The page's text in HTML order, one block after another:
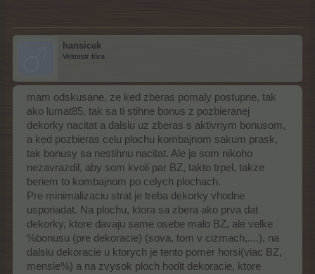
hansicek
Velmistr fóra
mam odskusane, ze ked zberas pomaly postupne, tak
ako lumat85, tak sa ti stihne bonus z pozbieranej
dekorky nacitat a dalsiu uz zberas s aktivnym bonusom,
a ked pozbieras celu plochu kombajnom sakum prask,
tak bonusy sa nestihnu nacitat. Ale ja som nikoho
nezavrazdil, aby som kvoli par BZ, takto trpel, takze
beriem to kombajnom po celych plochach.
Pre minimalizaciu strat je treba dekorky vhodne
usporiadat. Na plochu, ktora sa zbera ako prva dat
dekorky, ktore davaju same osebe malo BZ, ale velke
%bonusu (pre dekoracie) (sova, tom v cizmach,....), na
dalsiu dekoracie u ktorych je tento pomer horsi(viac BZ,
mensie%) a na zvysok ploch hodit dekoracie, ktore